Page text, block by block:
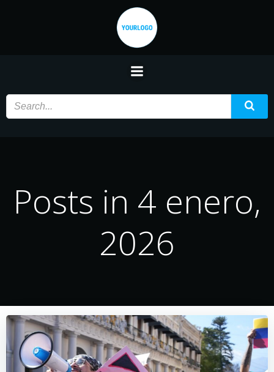
Saltar
contenido
Posts in 4 enero,
2026